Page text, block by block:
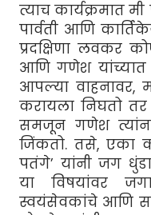
त्याच कार्यक्रमात
पार्वती आणि
प्रदक्षिणा लवकर
आणि गणेश यांच्यात
आपल्या वाहनावर,
करायला निघतो तर
समजून गणेश
जिंकतो. तसे, एका
पतंगे’ यांनी जग
या विषयांवर
स्वयंसेवकांचे आणि